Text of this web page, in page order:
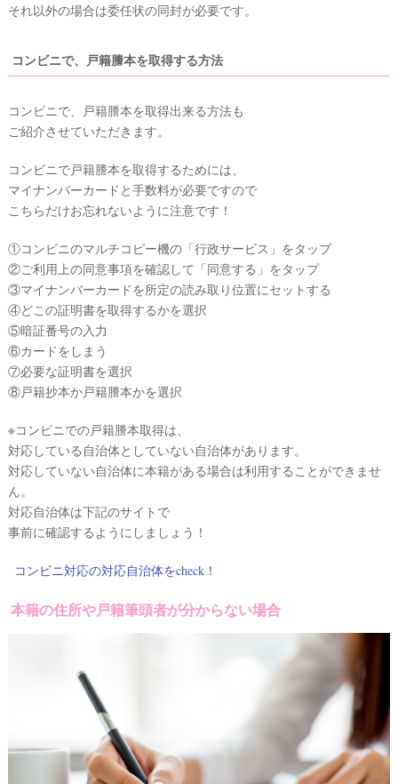
それ以外の場合は委任状の同封が必要です。
コンビニで、戸籍謄本を取得する方法
コンビニで、戸籍謄本を取得出来る方法も
ご紹介させていただきます。
コンビニで戸籍謄本を取得するためには、
マイナンバーカードと手数料が必要ですので
こちらだけお忘れないように注意です！
①コンビニのマルチコピー機の「行政サービス」をタップ
②ご利用上の同意事項を確認して「同意する」をタップ
③マイナンバーカードを所定の読み取り位置にセットする
④どこの証明書を取得するかを選択
⑤暗証番号の入力
⑥カードをしまう
⑦必要な証明書を選択
⑧戸籍抄本か戸籍謄本かを選択
※コンビニでの戸籍謄本取得は、
対応している自治体としていない自治体があります。
対応していない自治体に本籍がある場合は利用することができませ
ん。
対応自治体は下記のサイトで
事前に確認するようにしましょう！
コンビニ対応の対応自治体をcheck！
本籍の住所や戸籍筆頭者が分からない場合